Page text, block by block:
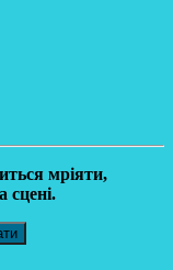
мріяти,
сцені.